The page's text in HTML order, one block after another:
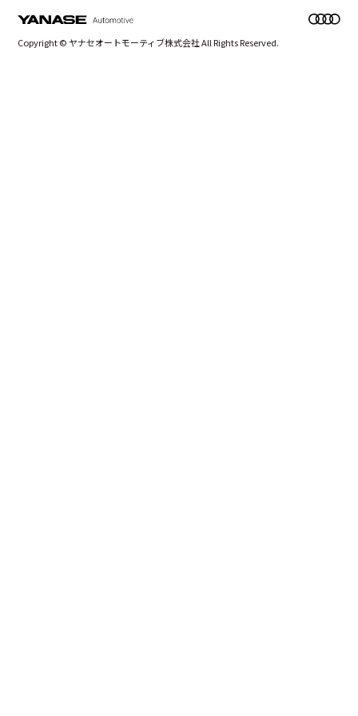
Copyright © ヤナセオートモーティブ株式会社 All Rights Reserved.